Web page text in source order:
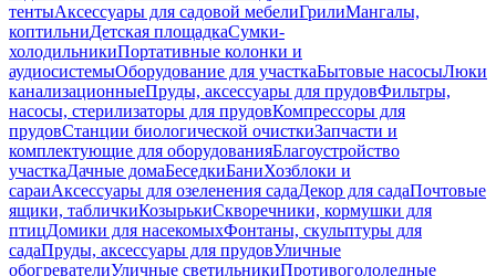
тентыАксессуары для садовой мебелиГрилиМангалы,
коптильниДетская площадкаСумки-
холодильникиПортативные колонки и
аудиосистемыОборудование для участкаБытовые насосыЛюки
канализационныеПруды, аксессуары для прудовФильтры,
насосы, стерилизаторы для прудовКомпрессоры для
прудовСтанции биологической очисткиЗапчасти и
комплектующие для оборудованияБлагоустройство
участкаДачные домаБеседкиБаниХозблоки и
сараиАксессуары для озеленения садаДекор для садаПочтовые
ящики, табличкиКозырькиСкворечники, кормушки для
птицДомики для насекомыхФонтаны, скульптуры для
садаПруды, аксессуары для прудовУличные
обогревателиУличные светильникиПротивогололедные